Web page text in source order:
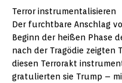
Terror instrumentalisieren
Der furchtbare Anschlag
Beginn der heißen Phase
nach der Tragödie zeigten
diesen Terrorakt
gratulierten sie Trump –